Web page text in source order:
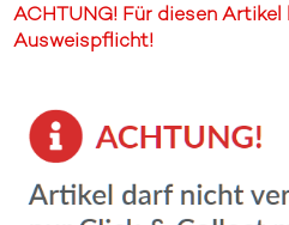
ACHTUNG! Für diesen
Ausweispflicht!